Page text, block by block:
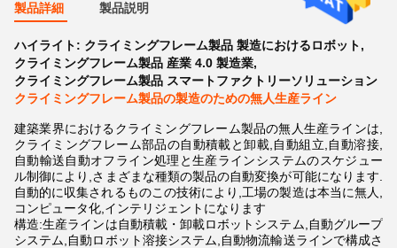
製品詳細 製品説明
ハイライト: クライミングフレーム製品 製造におけるロボット,
クライミングフレーム製品 産業 4.0 製造業,
クライミングフレーム製品 スマートファクトリーソリューション
クライミングフレーム製品の製造のための無人生産ライン
建築業界におけるクライミングフレーム製品の無人生産ラインは,
クライミングフレーム部品の自動積載と卸載,自動組立,自動溶接,
自動輸送自動オフライン処理と生産ラインシステムのスケジュー
ル制御により,さまざまな種類の製品の自動変換が可能になります.
自動的に収集されるものこの技術により,工場の製造は本当に無人,
コンピュータ化,インテリジェントになります
構造:生産ラインは自動積載・卸載ロボットシステム,自動グループ
システム,自動ロボット溶接システム,自動物流輸送ラインで構成さ